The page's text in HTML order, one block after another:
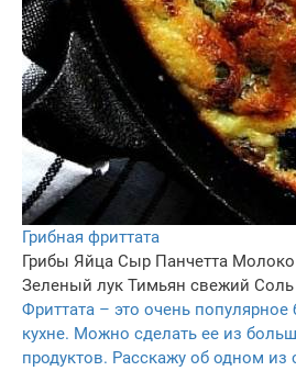
Грибная фриттата
Грибы Яйца Сыр Панчетта Молоко
Зеленый лук Тимьян свежий Соль
Фриттата – это очень
кухне. Можно сделать ее из
продуктов. Расскажу об одном